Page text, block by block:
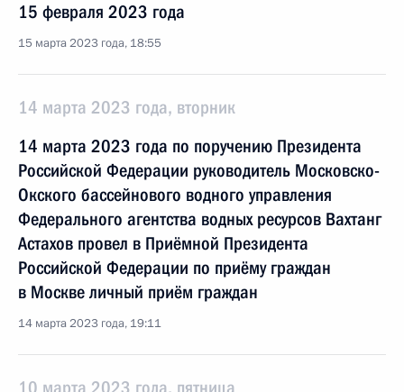
15 февраля 2023 года
15 марта 2023 года, 18:55
14 марта 2023 года, вторник
14 марта 2023 года по поручению Президента
Российской Федерации руководитель Московско-
Окского бассейнового водного управления
Федерального агентства водных ресурсов Вахтанг
Астахов провел в Приёмной Президента
Российской Федерации по приёму граждан
в Москве личный приём граждан
14 марта 2023 года, 19:11
10 марта 2023 года, пятница